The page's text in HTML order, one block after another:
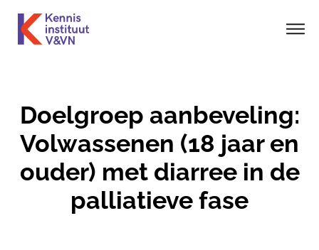
Doelgroep aanbeveling:
Volwassenen (18 jaar en
ouder) met diarree in de
palliatieve fase